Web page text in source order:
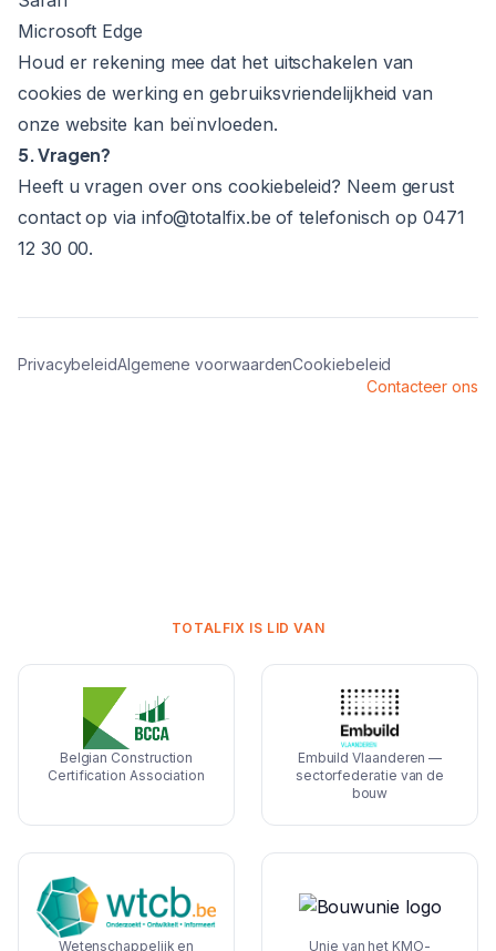
Microsoft Edge
Houd er rekening mee dat het uitschakelen van
cookies de werking en gebruiksvriendelijkheid van
onze website kan beïnvloeden.
5. Vragen?
Heeft u vragen over ons cookiebeleid? Neem gerust
contact op via info@totalfix.be of telefonisch op0471
12 30 00.
PrivacybeleidAlgemene voorwaardenCookiebeleid
Contacteer ons
TOTALFIX IS LID VAN
Belgian Construction
Certification Association
Embuild Vlaanderen —
sectorfederatie van de
bouw
Wetenschappelijk en
Unie van het KMO-